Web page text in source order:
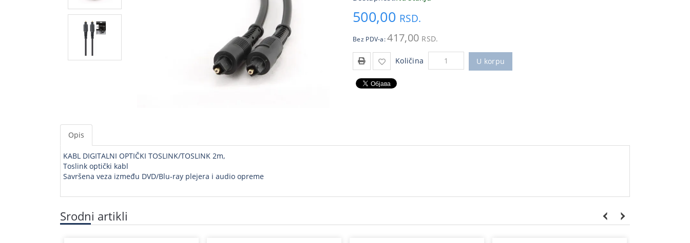
500,00 RSD.
Bez PDV-a: 417,00 RSD.
Količina U korpu
Opis
KABL DIGITALNI OPTIČKI TOSLINK/TOSLINK 2m,
Toslink optički kabl
Savršena veza između DVD/Blu-ray plejera i audio opreme
Srodni artikli